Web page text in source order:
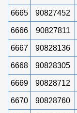
6665 90827452
6666 90827811
6667 90828136
6668 90828305
6669 90828712
6670 90828760